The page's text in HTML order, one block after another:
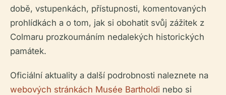
době, vstupenkách, přístupnosti, komentovaných
prohlídkách a o tom, jak si obohatit svůj zážitek z
Colmaru prozkoumáním nedalekých historických
památek.
Oficiální aktuality a další podrobnosti naleznete na
webových stránkách Musée Bartholdi nebo si